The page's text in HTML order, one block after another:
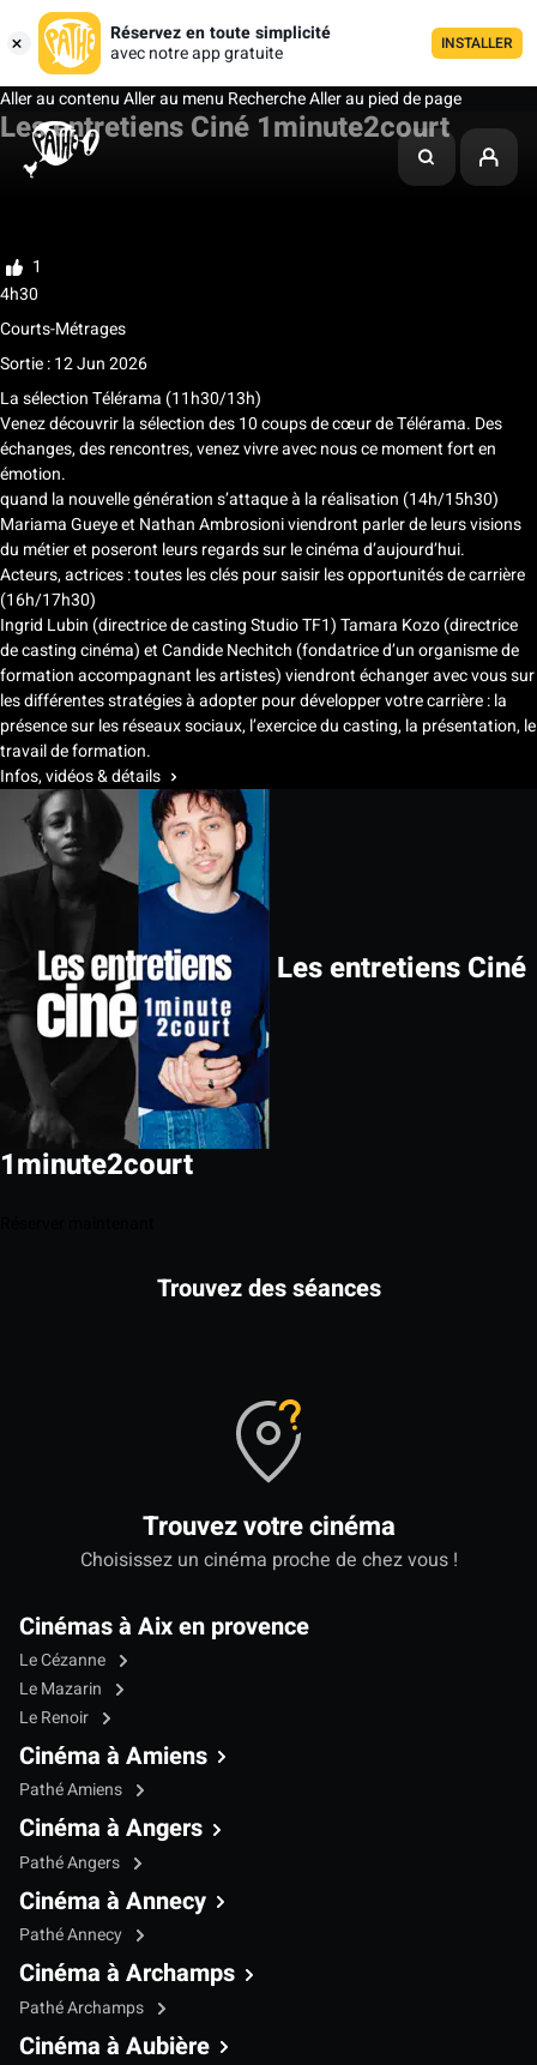
Réservez en toute simplicité
avec notre app gratuite
INSTALLER
Aller au contenuAller au menu RechercheAller au pied de page
Les entretiens Ciné 1minute2court
Ma liste
1
4h30
Courts-Métrages
Sortie : 12 Jun 2026
La sélection Télérama (11h30/13h)
Venez découvrir la sélection des 10 coups de cœur de Télérama. Des
échanges, des rencontres, venez vivre avec nous ce moment fort en
émotion.
quand la nouvelle génération s’attaque à la réalisation (14h/15h30)
Mariama Gueye et Nathan Ambrosioni viendront parler de leurs visions
du métier et poseront leurs regards sur le cinéma d’aujourd’hui.
Acteurs, actrices : toutes les clés pour saisir les opportunités de carrière
(16h/17h30)
Ingrid Lubin (directrice de casting Studio TF1) Tamara Kozo (directrice
de casting cinéma) et Candide Nechitch (fondatrice d’un organisme de
formation accompagnant les artistes) viendront échanger avec vous sur
les différentes stratégies à adopter pour développer votre carrière : la
présence sur les réseaux sociaux, l’exercice du casting, la présentation, le
travail de formation.
Infos, vidéos & détails
Les entretiens Ciné
1minute2court
Trouvez des séances
Trouvez votre cinéma
Choisissez un cinéma proche de chez vous !
Cinémas à Aix en provence
Le Cézanne
Le Mazarin
Le Renoir
Cinéma à Amiens
Pathé Amiens
Cinéma à Angers
Pathé Angers
Cinéma à Annecy
Pathé Annecy
Cinéma à Archamps
Pathé Archamps
Cinéma à Aubière